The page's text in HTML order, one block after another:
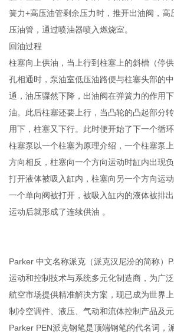
簧力+高压油管剩余压力时，推开出油阀，高
压油管，通过喷油器喷入燃烧室。
回油过程
柱塞向上供油，当上行到柱塞上的斜槽（停
孔相通时，泵油室低压油路便与柱塞头部的
通，油压骤然下降，出油阀在弹簧力的作用
油。此后柱塞还要上行，当凸轮的凸起部分
用下，柱塞又下行。此时便开始了下一个循环
柱塞泵以一个柱塞为原理介绍，一个柱塞泵
方向相反，柱塞向一个方向运动时缸内出现
打开液体被吸入缸内，柱塞向另一个方向运
一个单向阀被打开，被吸入缸内的液体被排
运动后就形成了连续供油 。
Parker 中文名称派克（派克汉尼汾的简称）
运动和控制技术与系统多元化制造商，为广
航空市场提供精准解决方案，现已成为世界
制冷空调件、液压、气动和流体控制产品及元
Parker PEN派克钢笔是顶端钢笔的代名词，